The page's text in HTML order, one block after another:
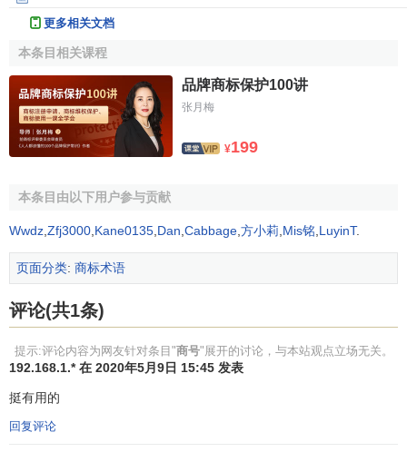
商标法》 ，属于法律的范畴 而商号权取得的依据是《企业名
称登记管理规定》，是由国务院批准，以工商局令发布的。
因此只能属于行政规章，而且该规定未直接确定商号权的取
得，而是与企业名称权结合在一起。因此，仅从产生依据本
身的效力来看就明显的发现其保护力度的不同。
(七)同一个商事主体只能拥有一个商号，但是可以拥有无
商号和商标也有很多相同的地方，主要表现在：
(一) 权利的范围基本相同
权、转让权，也都属于知识产权的范畴 但商号的知识产权权
都是商誉 的重要组成部分。
更多相关文档
本条目相关课程
品牌商标保护100讲
张月梅
¥199
本条目由以下用户参与贡献
Wwdz Zfj3000 Kane0135 Dan Cabbage 方小莉 Mis铭 LuyinT.
页面分类: 商标术语
评论(共1条)
提示:评论内容为网友针对条目"商号"展开的讨论，与本站观点立场无关。
192.168.1.* 在 2020年5月9日 15:45 发表
挺有用的
回复评论